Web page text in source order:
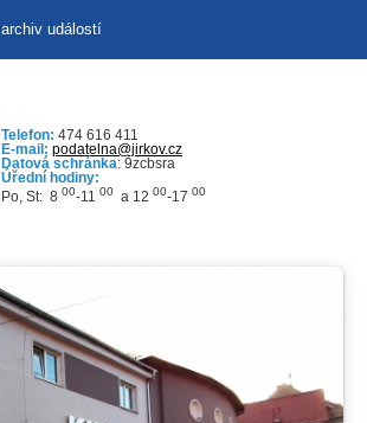
archiv událostí
Telefon: 474 616 411
E-mail: podatelna@jirkov.cz
Datová schránka: 9zcbsra
Úřední hodiny:
Po, St: 8 00-11 00 a 12 00-17 00